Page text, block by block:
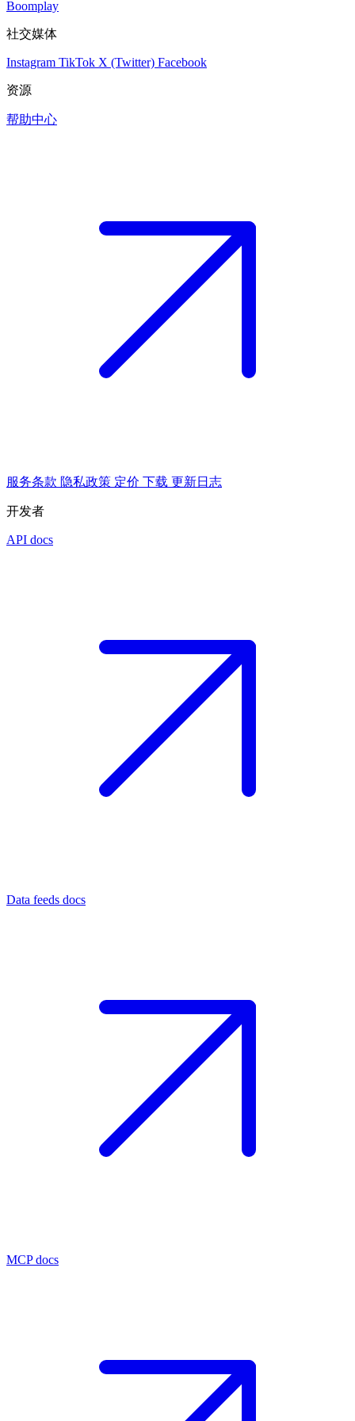
Boomplay
社交媒体
Instagram TikTok X (Twitter) Facebook
资源
帮助中心
服务条款 隐私政策 定价 下载 更新日志
开发者
API docs
Data feeds docs
MCP docs